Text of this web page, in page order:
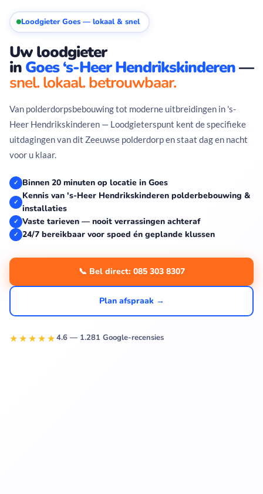
Loodgieter Goes — lokaal & snel
Uw loodgieter
in Goes ‘s-Heer Hendrikskinderen—
snel. lokaal. betrouwbaar.
Van polderdorpsbebouwing tot moderne uitbreidingen in 's-
Heer Hendrikskinderen — Loodgieterspunt kent de specifieke
uitdagingen van dit Zeeuwse polderdorp en staat dag en nacht
voor u klaar.
✓ Binnen 20 minuten op locatie in Goes
✓
Kennis van 's-Heer Hendrikskinderen polderbebouwing &
installaties
✓ Vaste tarieven — nooit verrassingen achteraf
✓ 24/7 bereikbaar voor spoed én geplande klussen
📞 Bel direct: 085 303 8307
Plan afspraak →
★★★★★4.6 — 1.281 Google-recensies